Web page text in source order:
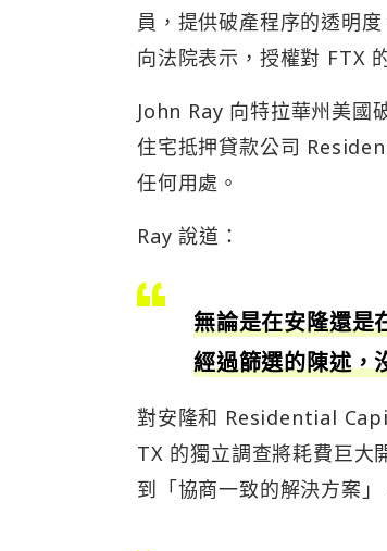
員，提供破產程序的透明
向法院表示，授權對 FTX
John Ray 向特拉華州美國
住宅抵押貸款公司
任何用處。
Ray 說道：
無論是在安隆還
經過篩選的陳述，
對安隆和 Residential
TX 的獨立調查將耗費巨大
到「協商一致的解決方案